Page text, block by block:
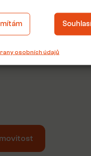
osobních údajů